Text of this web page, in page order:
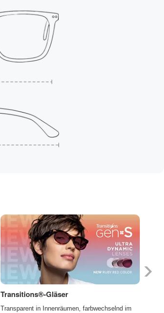
Transitions®-Gläser
Transparent in Innenräumen, farbwechselnd im